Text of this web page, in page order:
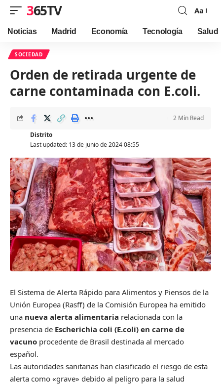
365TV
Font
Resizer
Aa
Noticias Madrid Economía Tecnología Salud
SOCIEDAD
Orden de retirada urgente de
carne contaminada con E.coli.
Last updated: 13 de junio de 2024 08:55
Distrito
2 Min Read
El Sistema de Alerta Rápido para Alimentos y Piensos de la
Unión Europea (Rasff) de la Comisión Europea ha emitido
una nueva alerta alimentaria relacionada con la
presencia de Escherichia coli (E.coli) en carne de
vacuno procedente de Brasil destinada al mercado
español.
Las autoridades sanitarias han clasificado el riesgo de esta
alerta como «grave» debido al peligro para la salud